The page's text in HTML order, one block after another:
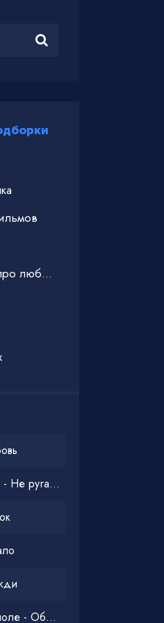
любовь
ASAVVI, ARIZONA - Не ругайся
Элли на маковом поле - Обнимай